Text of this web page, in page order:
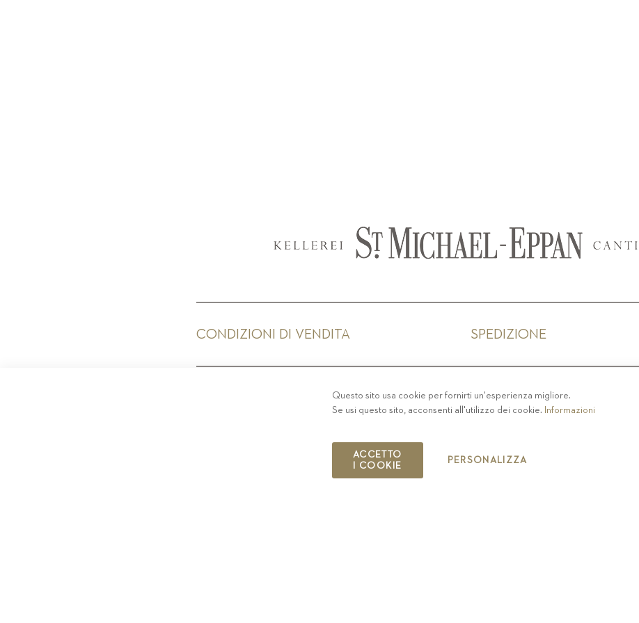
CONDIZIONI DI VENDITA SPEDIZIONE
PRIVACY -COLOPHON -COOKIE POLICY-CODICE ETICO
COPYRIGHT 2019 ST.MICHAEL - EPPAN
Questo sito usa cookie per fornirti un'esperienza migliore.
Se usi questo sito, acconsenti all'utilizzo dei cookie. Informazioni
ACCETTO
I COOKIE
PERSONALIZZA